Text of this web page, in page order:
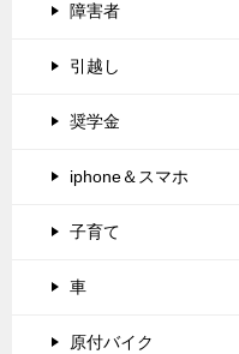
障害者
引越し
奨学金
iphone＆スマホ
子育て
車
原付バイク